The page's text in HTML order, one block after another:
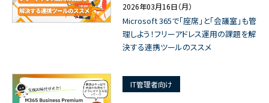
2026年03月16日（月）
Microsoft 365で「座席」と「会議室」も管
理しよう！フリーアドレス運用の課題を解
決する連携ツールのススメ
IT管理者向け